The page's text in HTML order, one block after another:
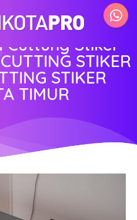
I Cutting
Cuttung Stiker
STIKER
STIKER
TIMUR